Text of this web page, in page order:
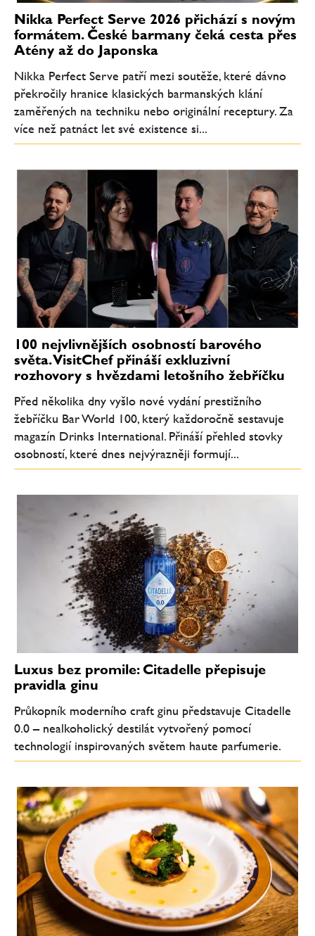
Nikka Perfect Serve 2026 přichází s novým
formátem. České barmany čeká cesta přes
Atény až do Japonska
Nikka Perfect Serve patří mezi soutěže, které dávno
překročily hranice klasických barmanských klání
zaměřených na techniku nebo originální receptury. Za
více než patnáct let své existence si...
100 nejvlivnějších osobností barového
světa. VisitChef přináší exkluzivní
rozhovory s hvězdami letošního žebříčku
Před několika dny vyšlo nové vydání prestižního
žebříčku Bar World 100, který každoročně sestavuje
magazín Drinks International. Přináší přehled stovky
osobností, které dnes nejvýrazněji formují...
Luxus bez promile: Citadelle přepisuje
pravidla ginu
Průkopník moderního craft ginu představuje Citadelle
0.0 – nealkoholický destilát vytvořený pomocí
technologií inspirovaných světem haute parfumerie.